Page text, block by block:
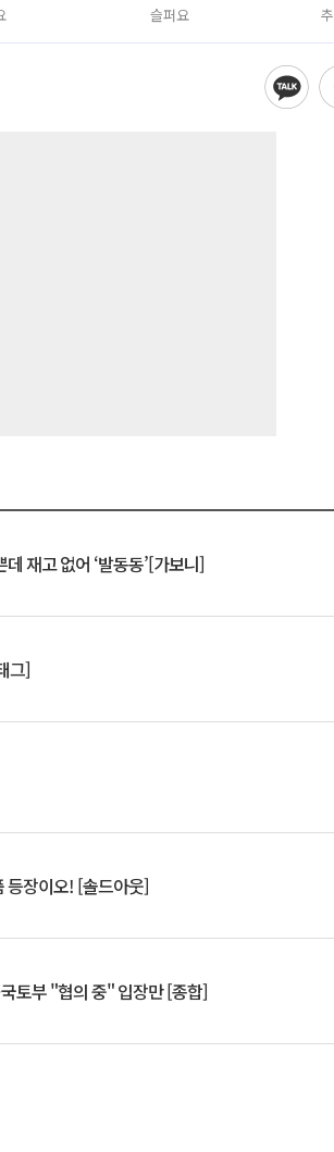
슬퍼요
재고 없어 ‘발동동’[가보니]
그]
장이오! [솔드아웃]
토부 "협의 중" 입장만 [종합]